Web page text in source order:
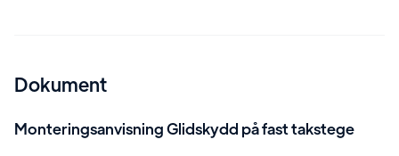
Dokument
Monteringsanvisning Glidskydd på fast takstege